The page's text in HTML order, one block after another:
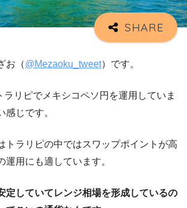
お（@Mezaoku_tweet）です。
ラリピでメキシコペソ円を運用していま
感じです。
トラリピの中ではスワップポイントが高
運用にも適しています。
定していてレンジ相場を形成しているの